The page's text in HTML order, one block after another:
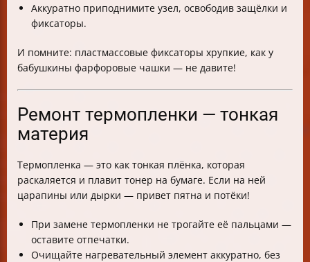
Аккуратно приподнимите узел, освободив защёлки и
фиксаторы.
И помните: пластмассовые фиксаторы хрупкие, как у
бабушкины фарфоровые чашки — не давите!
Ремонт термопленки — тонкая
материя
Термопленка — это как тонкая плёнка, которая
раскаляется и плавит тонер на бумаге. Если на ней
царапины или дырки — привет пятна и потёки!
При замене термопленки не трогайте её пальцами —
оставите отпечатки.
Очищайте нагревательный элемент аккуратно, без